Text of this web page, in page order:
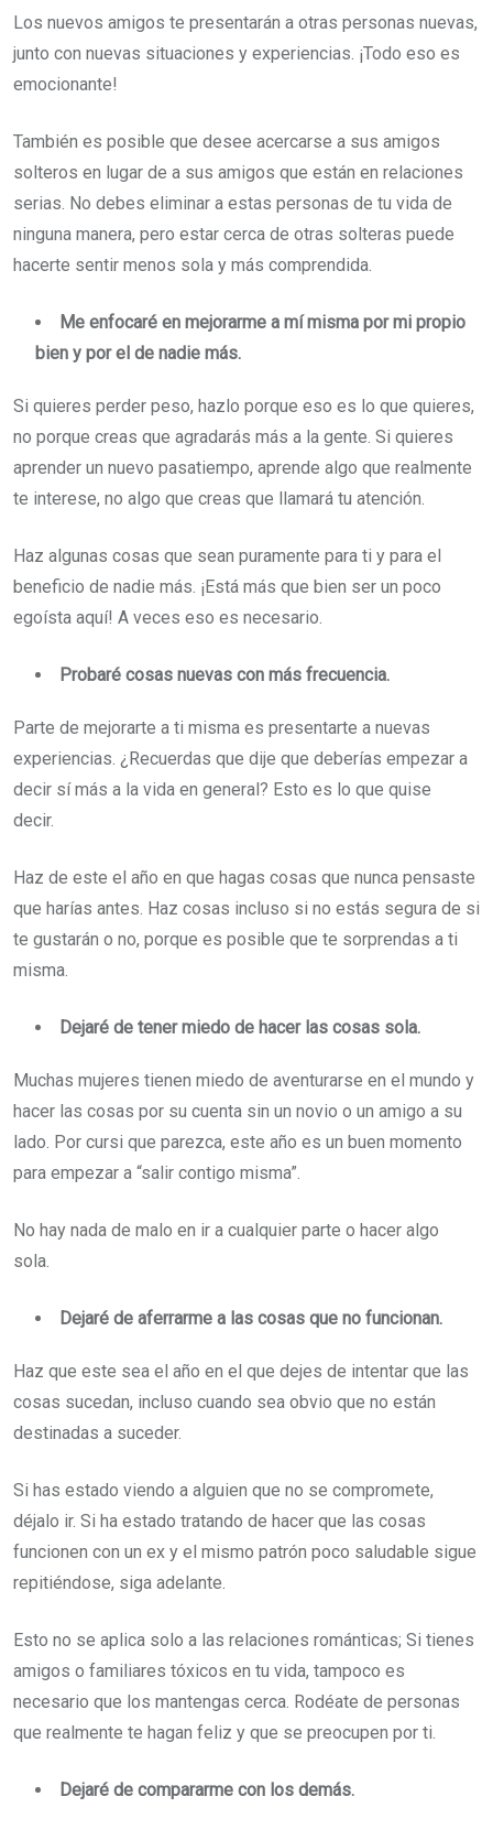
Los nuevos amigos te presentarán a otras personas nuevas,
junto con nuevas situaciones y experiencias. ¡Todo eso es
emocionante!
También es posible que desee acercarse a sus amigos
solteros en lugar de a sus amigos que están en relaciones
serias. No debes eliminar a estas personas de tu vida de
ninguna manera, pero estar cerca de otras solteras puede
hacerte sentir menos sola y más comprendida.
Me enfocaré en mejorarme a mí misma por mi propio
bien y por el de nadie más.
Si quieres perder peso, hazlo porque eso es lo que quieres,
no porque creas que agradarás más a la gente. Si quieres
aprender un nuevo pasatiempo, aprende algo que realmente
te interese, no algo que creas que llamará tu atención.
Haz algunas cosas que sean puramente para ti y para el
beneficio de nadie más. ¡Está más que bien ser un poco
egoísta aquí! A veces eso es necesario.
Probaré cosas nuevas con más frecuencia.
Parte de mejorarte a ti misma es presentarte a nuevas
experiencias. ¿Recuerdas que dije que deberías empezar a
decir sí más a la vida en general? Esto es lo que quise
decir.
Haz de este el año en que hagas cosas que nunca pensaste
que harías antes. Haz cosas incluso si no estás segura de si
te gustarán o no, porque es posible que te sorprendas a ti
misma.
Dejaré de tener miedo de hacer las cosas sola.
Muchas mujeres tienen miedo de aventurarse en el mundo y
hacer las cosas por su cuenta sin un novio o un amigo a su
lado. Por cursi que parezca, este año es un buen momento
para empezar a “salir contigo misma”.
No hay nada de malo en ir a cualquier parte o hacer algo
sola.
Dejaré de aferrarme a las cosas que no funcionan.
Haz que este sea el año en el que dejes de intentar que las
cosas sucedan, incluso cuando sea obvio que no están
destinadas a suceder.
Si has estado viendo a alguien que no se compromete,
déjalo ir. Si ha estado tratando de hacer que las cosas
funcionen con un ex y el mismo patrón poco saludable sigue
repitiéndose, siga adelante.
Esto no se aplica solo a las relaciones románticas; Si tienes
amigos o familiares tóxicos en tu vida, tampoco es
necesario que los mantengas cerca. Rodéate de personas
que realmente te hagan feliz y que se preocupen por ti.
Dejaré de compararme con los demás.